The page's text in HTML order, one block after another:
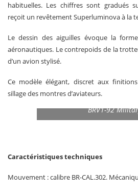
habituelles. Les chiffres sont gradués
reçoit un revêtement Superluminova à la
Le dessin des aiguilles évoque la
aéronautiques. Le contrepoids de la
d’un avion stylisé.
Ce modèle élégant, discret aux
sillage des montres d’aviateurs.
BRV1-92
Caractéristiques techniques
Mouvement : calibre BR-CAL.302.